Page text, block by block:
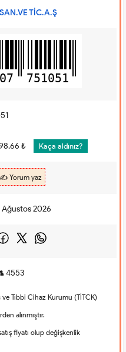
TİC.A.Ş
751051
₺ Kaça aldınız?
✍️ Yorum yaz
Ağustos 2026
4553
ve Tıbbi Cihaz Kurumu (TİTCK)
alınmıştır.
fiyatı olup değişkenlik